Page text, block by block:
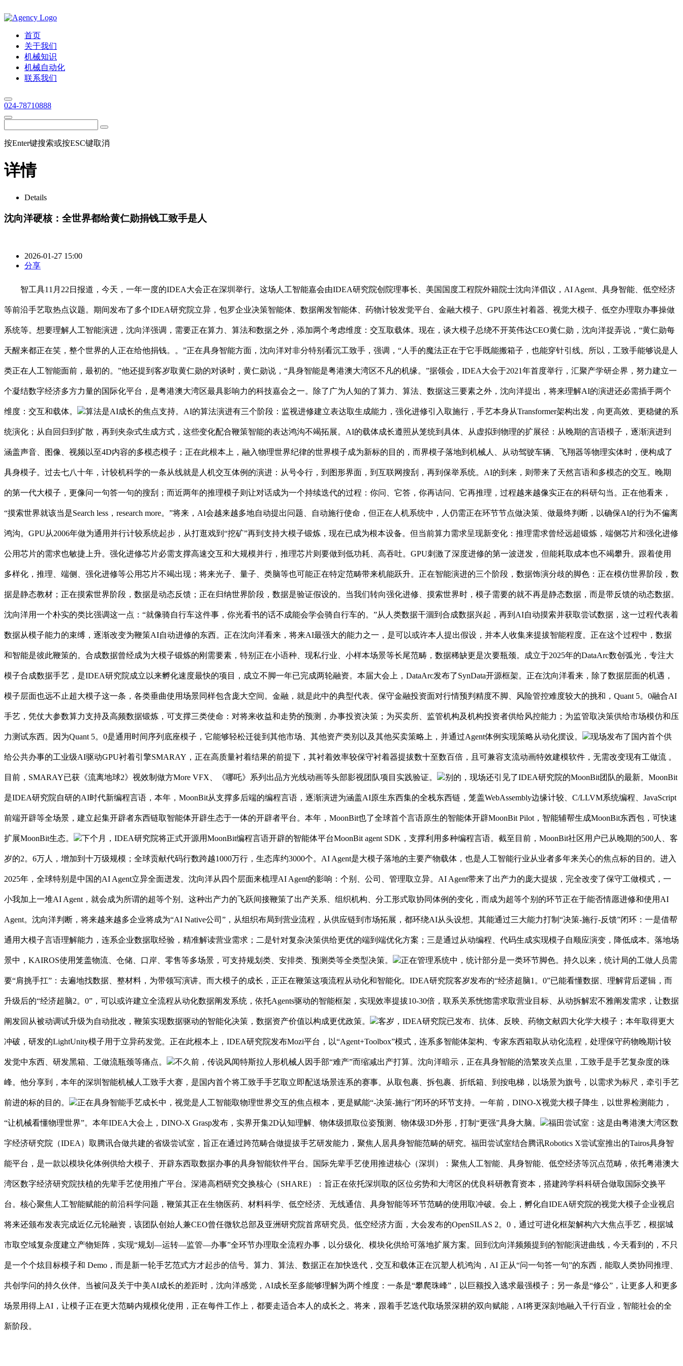
首页
关于我们
机械知识
机械自动化
联系我们
024-78710888
按Enter键搜索或按ESC键取消
详情
Details
沈向洋硬核：全世界都给黄仁勋捐钱工致手是人
2026-01-27 15:00
分享
智工具11月22日报道，今天，一年一度的IDEA大会正在深圳举行。这场人工智能嘉会由IDEA研究院创院理事长、美国国度工程院外籍院士沈向洋倡议，AI Agent、具身智能、低空经济
等前沿手艺取热点议题。期间发布了多个IDEA研究院立异，包罗企业决策智能体、数据阐发智能体、药物计较发觉平台、金融大模子、GPU原生衬着器、视觉大模子、低空办理取办事操做
系统等。想要理解人工智能演进，沈向洋强调，需要正在算力、算法和数据之外，添加两个考虑维度：交互取载体。现在，谈大模子总绕不开英伟达CEO黄仁勋，沈向洋捉弄说，“黄仁勋每
天醒来都正在笑，整个世界的人正在给他捐钱。。”正在具身智能方面，沈向洋对非分特别看沉工致手，强调，“人手的魔法正在于它手既能搬箱子，也能穿针引线。所以，工致手能够说是人
类正在人工智能面前，最初的。”他还提到客岁取黄仁勋的对谈时，黄仁勋说，“具身智能是粤港澳大湾区不凡的机缘。”据领会，IDEA大会于2021年首度举行，汇聚产学研企界，努力建立一
个凝结数字经济多方力量的国际化平台，是粤港澳大湾区最具影响力的科技嘉会之一。除了广为人知的了算力、算法、数据这三要素之外，沈向洋提出，将来理解AI的演进还必需插手两个
维度：交互和载体。 算法是AI成长的焦点支持。AI的算法演进有三个阶段：监视进修建立表达取生成能力，强化进修引入取施行，手艺本身从Transformer架构出发，向更高效、更稳健的系
统演化；从自回归到扩散，再到夹杂式生成方式，这些变化配合鞭策智能的表达鸿沟不竭拓展。AI的载体成长遵照从笼统到具体、从虚拟到物理的扩展径：从晚期的言语模子，逐渐演进到
涵盖声音、图像、视频以至4D内容的多模态模子；正在此根本上，融入物理世界纪律的世界模子成为新标的目的，而界模子落地到机械人、从动驾驶车辆、飞翔器等物理实体时，便构成了
具身模子。过去七八十年，计较机科学的一条从线就是人机交互体例的演进：从号令行，到图形界面，到互联网搜刮，再到保举系统。AI的到来，则带来了天然言语和多模态的交互。晚期
的第一代大模子，更像问一句答一句的搜刮；而近两年的推理模子则让对话成为一个持续迭代的过程：你问、它答，你再诘问、它再推理，过程越来越像实正在的科研勾当。正在他看来，
“摸索世界就该当是Search less，research more。”将来，AI会越来越多地自动提出问题、自动施行使命，但正在人机系统中，人仍需正在环节节点做决策、做最终判断，以确保AI的行为不偏离
鸿沟。GPU从2006年做为通用并行计较系统起步，从打逛戏到“挖矿”再到支持大模子锻炼，现在已成为根本设备。但当前算力需求呈现新变化：推理需求曾经远超锻炼，端侧芯片和强化进修
公用芯片的需求也敏捷上升。强化进修芯片必需支撑高速交互和大规模并行，推理芯片则要做到低功耗、高吞吐。GPU刺激了深度进修的第一波迸发，但能耗取成本也不竭攀升。跟着使用
多样化，推理、端侧、强化进修等公用芯片不竭出现；将来光子、量子、类脑等也可能正在特定范畴带来机能跃升。正在智能演进的三个阶段，数据饰演分歧的脚色：正在模仿世界阶段，数
据是静态教材；正在摸索世界阶段，数据是动态反馈；正在归纳世界阶段，数据是验证假设的。当我们转向强化进修、摸索世界时，模子需要的就不再是静态数据，而是带反馈的动态数据。
沈向洋用一个朴实的类比强调这一点：“就像骑自行车这件事，你光看书的话不成能会学会骑自行车的。”从人类数据干涸到合成数据兴起，再到AI自动摸索并获取尝试数据，这一过程代表着
数据从模子能力的束缚，逐渐改变为鞭策AI自动进修的东西。正在沈向洋看来，将来AI最强大的能力之一，是可以或许本人提出假设，并本人收集来提拔智能程度。正在这个过程中，数据
和智能是彼此鞭策的。合成数据曾经成为大模子锻炼的刚需要素，特别正在小语种、现私行业、小样本场景等长尾范畴，数据稀缺更是次要瓶颈。成立于2025年的DataArc数创弧光，专注大
模子合成数据手艺，是IDEA研究院成立以来孵化速度最快的项目，成立不脚一年已完成两轮融资。本届大会上，DataArc发布了SynData开源框架。正在沈向洋看来，除了数据层面的机遇，
模子层面也远不止超大模子这一条，各类垂曲使用场景同样包含庞大空间。金融，就是此中的典型代表。保守金融投资面对行情预判精度不脚、风险管控难度较大的挑和，Quant 5。0融合AI
手艺，凭仗大参数算力支持及高频数据锻炼，可支撑三类使命：对将来收益和走势的预测，办事投资决策；为买卖所、监管机构及机构投资者供给风控能力；为监管取决策供给市场模仿和压
力测试东西。因为Quant 5。0是通用时间序列底座模子，它能够轻松迁徙到其他市场、其他资产类别以及其他买卖策略上，并通过Agent体例实现策略从动化摆设。 现场发布了国内首个供
给公共办事的工业级AI驱动GPU衬着引擎SMARAY，正在高质量衬着结果的前提下，其衬着效率较保守衬着器提拔数十至数百倍，且可兼容支流动画特效建模软件，无需改变现有工做流 。
目前，SMARAY已获《流离地球2》视效制做方More VFX、《哪吒》系列出品方光线动画等头部影视团队项目实践验证。 别的，现场还引见了IDEA研究院的MoonBit团队的最新。MoonBit
是IDEA研究院自研的AI时代新编程言语，本年，MoonBit从支撑多后端的编程言语，逐渐演进为涵盖AI原生东西集的全栈东西链，笼盖WebAssembly边缘计较、C/LLVM系统编程、JavaScript
前端开辟等全场景，建立起集开辟者东西链取智能体开辟生态于一体的开辟者平台。本年，MoonBit也了全球首个言语原生的智能体开辟MoonBit Pilot，智能辅帮生成MoonBit东西包，可快速
扩展MoonBit生态。 下个月，IDEA研究院将正式开源用MoonBit编程言语开辟的智能体平台MoonBit agent SDK，支撑利用多种编程言语。截至目前，MoonBit社区用户已从晚期的500人、客
岁的2。6万人，增加到十万级规模；全球贡献代码行数跨越1000万行，生态库约3000个。AI Agent是大模子落地的主要产物载体，也是人工智能行业从业者多年来关心的焦点标的目的。进入
2025年，全球特别是中国的AI Agent立异全面迸发。沈向洋从四个层面来梳理AI Agent的影响：个别、公司、管理取立异。AI Agent带来了出产力的庞大提拔，完全改变了保守工做模式，一
小我加上一堆AI Agent，就会成为所谓的超等个别。这种出产力的飞跃间接鞭策了出产关系、组织机构、分工形式取协同体例的变化，而成为超等个别的环节正在于能否情愿进修和使用AI
Agent。沈向洋判断，将来越来越多企业将成为“AI Native公司”，从组织布局到营业流程，从供应链到市场拓展，都环绕AI从头设想。其能通过三大能力打制“决策-施行-反馈”闭环：一是借帮
通用大模子言语理解能力，连系企业数据取经验，精准解读营业需求；二是针对复杂决策供给更优的端到端优化方案；三是通过从动编程、代码生成实现模子自顺应演变，降低成本。落地场
景中，KAIROS使用笼盖物流、仓储、口岸、零售等多场景，可支持规划类、安排类、预测类等全类型决策。 正在管理系统中，统计部分是一类环节脚色。持久以来，统计局的工做人员需
要“肩挑手扛”：去遍地找数据、整材料，为带领写演讲。而大模子的成长，正正在鞭策这项流程从动化和智能化。IDEA研究院客岁发布的“经济超脑1。0”已能看懂数据、理解背后逻辑，而
升级后的“经济超脑2。0”，可以或许建立全流程从动化数据阐发系统，依托Agents驱动的智能框架，实现效率提拔10-30倍，联系关系恍惚需求取营业目标、从动拆解宏不雅阐发需求，让数据
阐发回从被动调试升级为自动批改，鞭策实现数据驱动的智能化决策，数据资产价值以构成更优政策。 客岁，IDEA研究院已发布、抗体、反映、药物文献四大化学大模子；本年取得更大
冲破，研发的LightUnity模子用于立异药发觉。正在此根本上，IDEA研究院发布Mozi平台，以“Agent+Toolbox”模式，连系多智能体架构、专家东西箱取从动化流程，处理保守药物晚期计较
发觉中东西、研发黑箱、工做流瓶颈等痛点。 不久前，传说风闻特斯拉人形机械人因手部“难产”而缩减出产打算。沈向洋暗示，正在具身智能的浩繁攻关点里，工致手是手艺复杂度的珠
峰。他分享到，本年的深圳智能机械人工致手大赛，是国内首个将工致手手艺取立即配送场景连系的赛事。从取包裹、拆包裹、折纸箱、到按电梯，以场景为旗号，以需求为标尺，牵引手艺
前进的标的目的。 正在具身智能手艺成长中，视觉是人工智能取物理世界交互的焦点根本，更是赋能“-决策-施行”闭环的环节支持。一年前，DINO-X视觉大模子降生，以世界检测能力，
“让机械看懂物理世界”。本年IDEA大会上，DINO-X Grasp发布，实界开集2D认知理解、物体级抓取位姿预测、物体级3D外形，打制“更强”具身大脑。 福田尝试室：这是由粤港澳大湾区数
字经济研究院（IDEA）取腾讯合做共建的省级尝试室，旨正在通过跨范畴合做提拔手艺研发能力，聚焦人居具身智能范畴的研究。福田尝试室结合腾讯Robotics X尝试室推出的Tairos具身智
能平台，是一款以模块化体例供给大模子、开辟东西取数据办事的具身智能软件平台。国际先辈手艺使用推进核心（深圳）：聚焦人工智能、具身智能、低空经济等沉点范畴，依托粤港澳大
湾区数字经济研究院扶植的先辈手艺使用推广平台。深港高档研究交换核心（SHARE）：旨正在依托深圳取的区位劣势和大湾区的优良科研教育资本，搭建跨学科科研合做取国际交换平
台。核心聚焦人工智能赋能的前沿科学问题，鞭策其正在生物医药、材料科学、低空经济、无线通信、具身智能等环节范畴的使用取冲破。会上，孵化自IDEA研究院的视觉大模子企业视启
将来还颁布发表完成近亿元轮融资，该团队创始人兼CEO曾任微软总部及亚洲研究院首席研究员。低空经济方面，大会发布的OpenSILAS 2。0，通过可进化框架解构六大焦点手艺，根据城
市取空域复杂度建立产物矩阵，实现“规划—运转—监管—办事”全环节办理取全流程办事，以分级化、模块化供给可落地扩展方案。回到沈向洋频频提到的智能演进曲线，今天看到的，不只
是一个个炫目标模子和 Demo，而是新一轮手艺范式方才起步的信号。算力、算法、数据正在加快迭代，交互和载体正在沉塑人机鸿沟，AI 正从“问一句答一句”的东西，能取人类协同推理、
共创学问的持久伙伴。当被问及关于中美AI成长的差距时，沈向洋感觉，AI成长至多能够理解为两个维度：一条是“攀爬珠峰”，以巨额投入逃求最强模子；另一条是“修公”，让更多人和更多
场景用得上AI，让模子正在更大范畴内规模化使用，正在每件工作上，都要走适合本人的成长之。将来，跟着手艺迭代取场景深耕的双向赋能，AI将更深刻地融入千行百业，智能社会的全
新阶段。